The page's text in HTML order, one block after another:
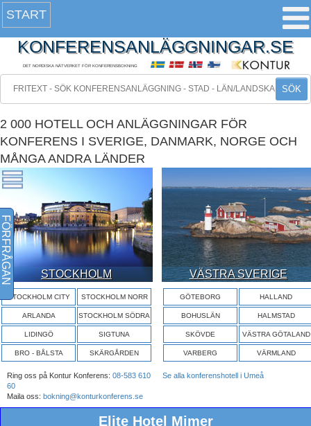
START
KONFERENSANLÄGGNINGAR.SE
DET NORDISKA NÄTVERKET FÖR KONFERENSBOKNING
SÖK
2 000 HOTELL OCH ANLÄGGNINGAR FÖR
KONFERENS I SVERIGE, DANMARK, NORGE OCH
MÅNGA ANDRA LÄNDER
STOCKHOLM
STOCKHOLM CITY STOCKHOLM NORR
ARLANDA STOCKHOLM SÖDRA
LIDINGÖ SIGTUNA
BRO - BÅLSTA SKÄRGÅRDEN
VÄSTRA SVERIGE
GÖTEBORG HALLAND
BOHUSLÄN HALMSTAD
SKÖVDE VÄSTRA GÖTALAND
VARBERG VÄRMLAND
Ring oss på Kontur Konferens: 08-583 610
60
Maila oss: bokning@konturkonferens.se
Se alla konferenshotell i Umeå
Elite Hotel Mimer
FÖRFRÅGAN